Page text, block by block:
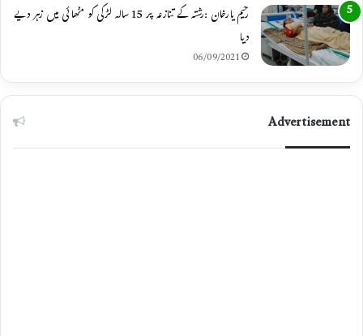
رحیم یارخان :رشتہ کے تنازعہ پر 15 سالہ لڑکی کو مٹھائی میں زہر دیے
دیا
06/09/2021
Advertisement